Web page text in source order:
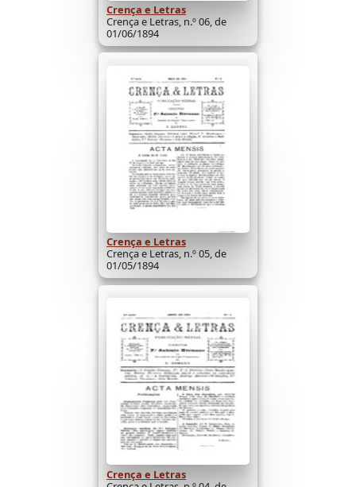
Crença e Letras
Crença e Letras, n.º 06, de
01/06/1894
Crença e Letras
Crença e Letras, n.º 05, de
01/05/1894
Crença e Letras